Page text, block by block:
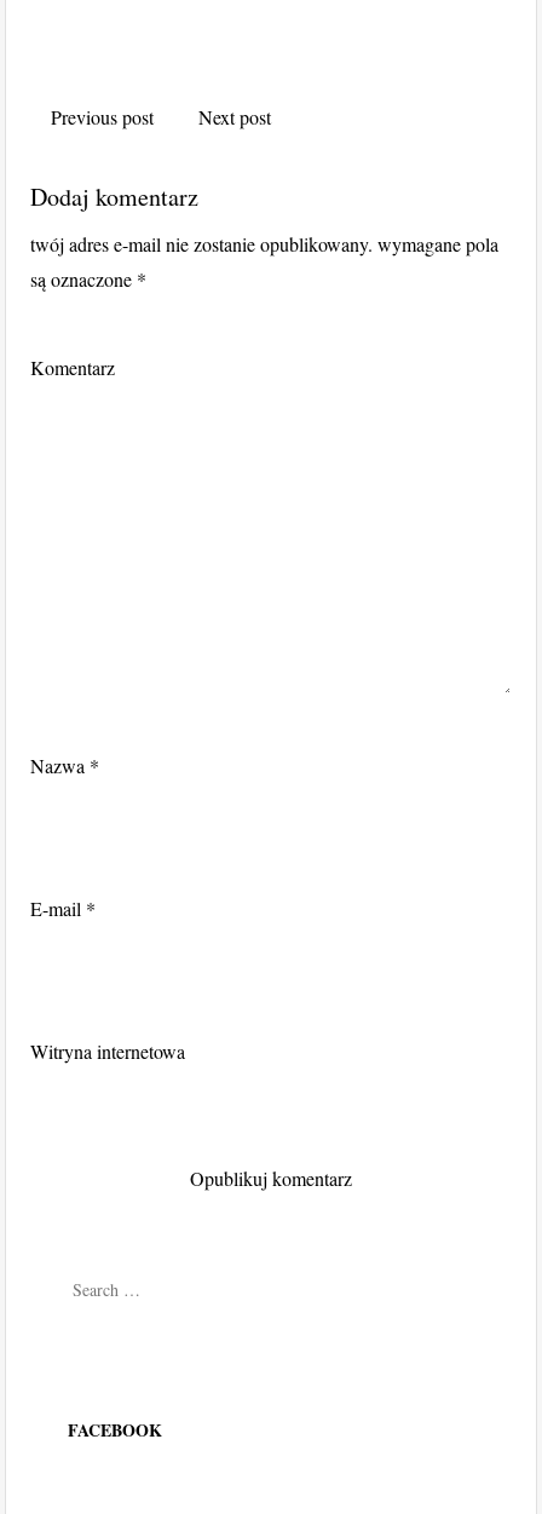
Previous post Next post
Dodaj komentarz
twój adres e-mail nie zostanie opublikowany. wymagane pola
są oznaczone *
Komentarz
Nazwa *
E-mail *
Witryna internetowa
Search
FACEBOOK